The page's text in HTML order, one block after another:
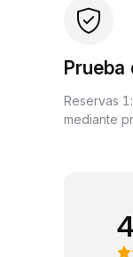
Prueba
Reservas
mediante